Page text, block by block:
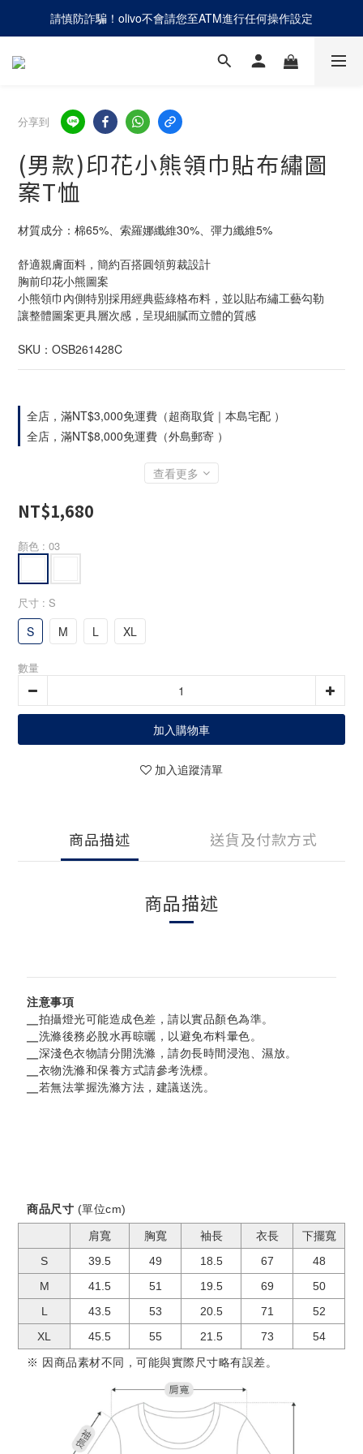
網路商店「只退不換」，僅提供線上退貨辦理
請慎防詐騙！olivo不會請您至ATM進行任何操作設定
網路商店「只退不換」，僅提供線上退貨辦理
分享到
(男款)印花小熊領巾貼布繡圖
案T恤
材質成分：棉65%、索羅娜纖維30%、彈力纖維5%
舒適親膚面料，簡約百搭圓領剪裁設計
胸前印花小熊圖案
小熊領巾內側特別採用經典藍綠格布料，並以貼布繡工藝勾勒
讓整體圖案更具層次感，呈現細膩而立體的質感
SKU：OSB261428C
全店，滿NT$3,000免運費（超商取貨｜本島宅配 ）
全店，滿NT$8,000免運費（外島郵寄 ）
查看更多
NT$1,680
顏色 : 03
尺寸 : S
S M L XL
數量
加入購物車
加入追蹤清單
商品描述 送貨及付款方式
商品描述
注意事項
╴拍攝燈光可能造成色差，請以實品顏色為準。
╴洗滌後務必脫水再晾曬，以避免布料暈色。
╴深淺色衣物請分開洗滌， 請勿長時間浸泡、濕放。
╴衣物洗滌和保養方式請參考洗標。
╴若無法掌握洗滌方法，建議送洗。
商品尺寸 (單位cm)
肩寬 胸寬 袖長 衣長
下擺寬
S
39.5 49 18.5 67
48
M
41.5 51 19.5 69
50
L
43.5 53 20.5 71
52
XL
45.5 55 21.5 73
54
※ 因商品素材不同，可能與實際尺寸略有誤差。